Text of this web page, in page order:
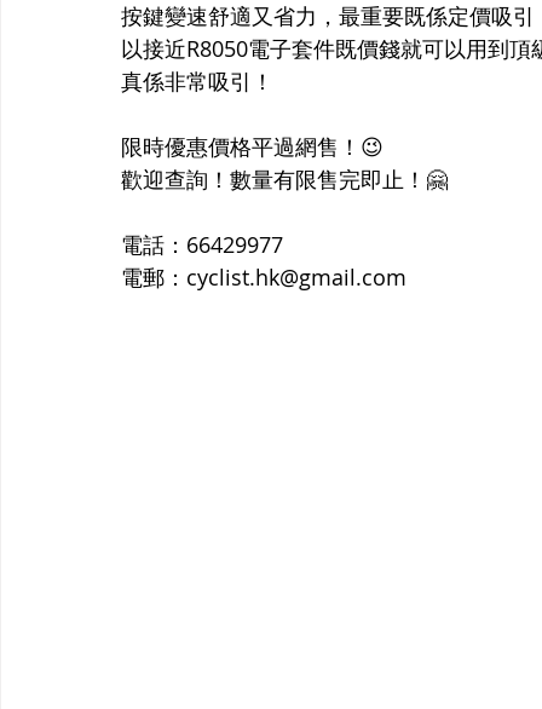
按鍵變速舒適又省力，最重要既係定價吸引
以接近R8050電子套件既價錢就可以用到頂
真係非常吸引！
限時優惠價格平過網售！😉
歡迎查詢！數量有限售完即止！🤗
電話：66429977
電郵：cyclist.hk@gmail.com